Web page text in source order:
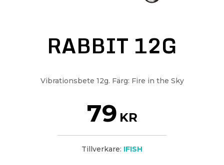
RABBIT 12G
Vibrationsbete 12g. Färg: Fire in the Sky
79 KR
Tillverkare: IFISH